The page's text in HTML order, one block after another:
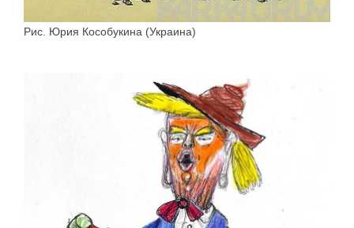
Рис. Юрия Кособукина (Украина)